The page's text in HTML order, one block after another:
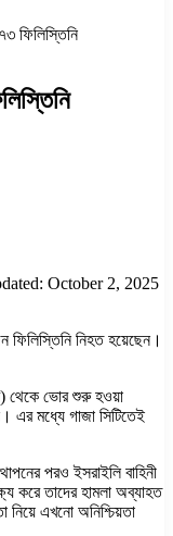
ফিলিস্তিনি
October 2, 2025
ফিলিস্তিনি নিহত হয়েছেন।
থেকে ভোর শুরু হওয়া
এর মধ্যে গাজা সিটিতেই
পরও ইসরাইলি বাহিনী
করে তাদের হামলা অব্যাহত
নিয়ে এখনো অনিশ্চিয়তা